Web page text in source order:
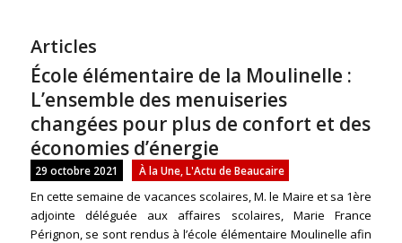
Articles
École élémentaire de la Moulinelle :
L’ensemble des menuiseries
changées pour plus de confort et des
économies d’énergie
29 octobre 2021 À la Une, L'Actu de Beaucaire
En cette semaine de vacances scolaires, M. le Maire et sa 1ère
adjointe déléguée aux affaires scolaires, Marie France
Pérignon, se sont rendus à l’école élémentaire Moulinelle afin